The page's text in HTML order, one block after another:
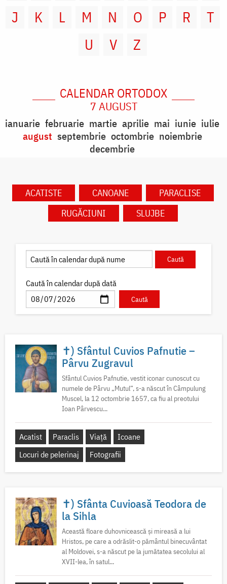
J
K L M N O P R
T
U
V Z
CALENDAR ORTODOX
7 AUGUST
ianuarie februarie martie aprilie mai iunie iulie
august septembrie octombrie noiembrie
decembrie
ACATISTE CANOANE
PARACLISE
RUGĂCIUNI
SLUJBE
Caută în calendar după dată
✝) Sfântul Cuvios Pafnutie –
Pârvu Zugravul
Sfântul Cuvios Pafnutie, vestit iconar cunoscut cu
numele de Pârvu „Mutul”, s-a născut în Câmpulung
Muscel, la 12 octombrie 1657, ca fiu al preotului
Ioan Pârvescu...
Acatist Paraclis Viață
Icoane
Locuri de pelerinaj
Fotografii
✝) Sfânta Cuvioasă Teodora de
la Sihla
Această floare duhovnicească și mireasă a lui
Hristos, pe care a odrăslit-o pământul binecuvântat
al Moldovei, s-a născut pe la jumătatea secolului al
XVII-lea, în satul...